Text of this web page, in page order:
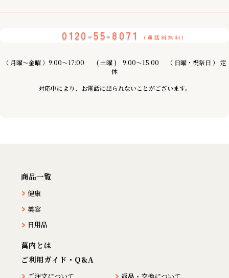
0120-55-8071 (通話料無料)
（ 月曜〜金曜 ）9:00～17:00 ( 土曜 ) 9:00〜15:00 （ 日曜・祝祭日 ） 定
休
対応中により、お電話に出られないことがございます。
商品一覧
健康
美容
日用品
萬内とは
ご利用ガイド・Q&A